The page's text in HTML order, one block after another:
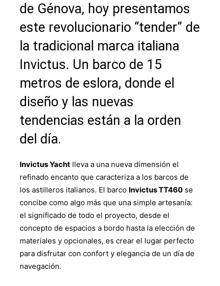
de Génova, hoy presentamos
este revolucionario “tender” de
la tradicional marca italiana
Invictus. Un barco de 15
metros de eslora, donde el
diseño y las nuevas
tendencias están a la orden
del día.
Invictus Yacht lleva a una nueva dimensión el
refinado encanto que caracteriza a los barcos de
los astilleros italianos. El barco Invictus TT460 se
concibe como algo más que una simple artesanía:
el significado de todo el proyecto, desde el
concepto de espacios a bordo hasta la elección de
materiales y opcionales, es crear el lugar perfecto
para disfrutar con confort y elegancia de un día de
navegación.